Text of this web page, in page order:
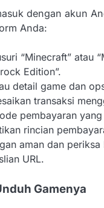
dengan akun
Anda:
“Minecraft” atau
Edition”.
detail game dan
transaksi
pembayaran
rincian
aman dan periksa
URL.
Gamenya